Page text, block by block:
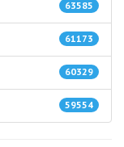
63585
61173
60329
59554